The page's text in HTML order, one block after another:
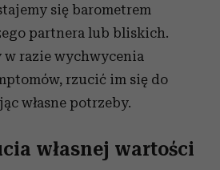
się barometrem
partnera lub bliskich.
w razie wychwycenia
rzucić im się do
własne potrzeby.
własnej wartości